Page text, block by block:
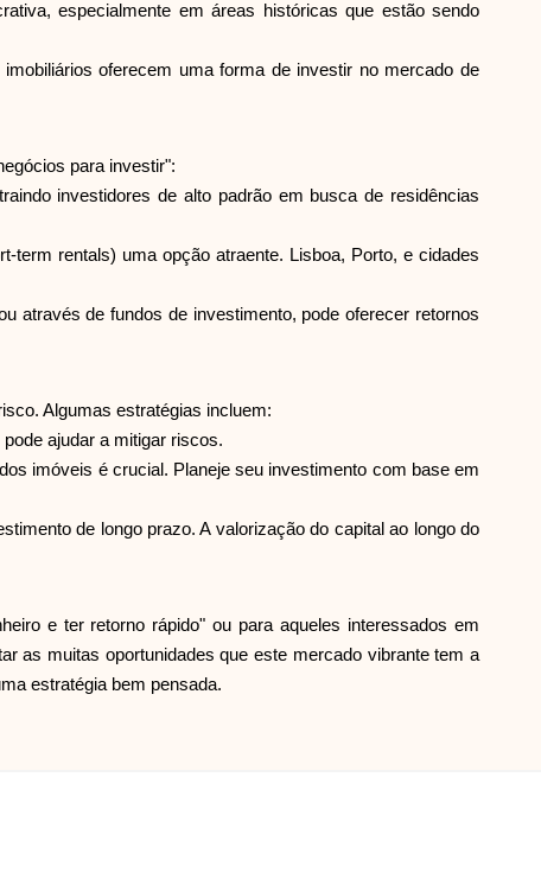
Blog
Contacte-nos
Ajuda
ask@scrambleup.com +372 712 2955
especialmente em áreas históricas que estão sendo
oferecem uma forma de investir no mercado de
para investir":
investidores de alto padrão em busca de residências
term rentals) uma opção atraente. Lisboa, Porto, e cidades
através de fundos de investimento, pode oferecer retornos
Algumas estratégias incluem:
ajudar a mitigar riscos.
imóveis é crucial. Planeje seu investimento com base em
de longo prazo. A valorização do capital ao longo do
e ter retorno rápido" ou para aqueles interessados em
as muitas oportunidades que este mercado vibrante tem a
estratégia bem pensada.